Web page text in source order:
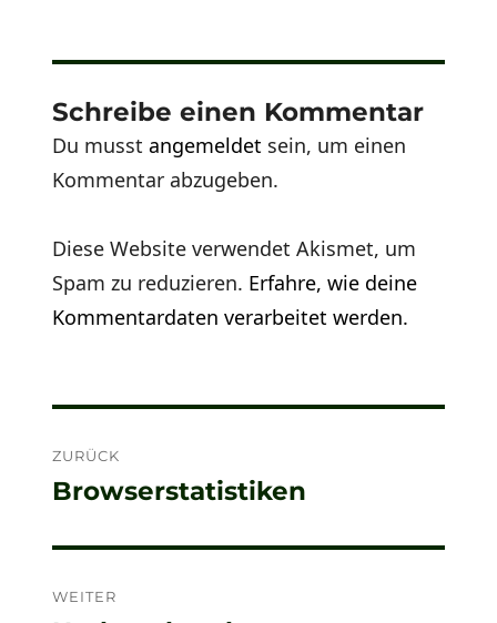
Schreibe einen Kommentar
Du musstangemeldet sein, um einen
Kommentar abzugeben.
Diese Website verwendet Akismet, um
Spam zu reduzieren. Erfahre, wie deine
Kommentardaten verarbeitet werden.
ZURÜCK
Vorheriger
Browserstatistiken
WEITER